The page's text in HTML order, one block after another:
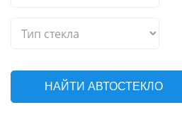
НАЙТИ АВТОСТЕКЛО